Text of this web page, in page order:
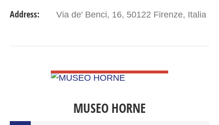
Address: Via de' Benci, 16, 50122 Firenze, Italia
MUSEO HORNE